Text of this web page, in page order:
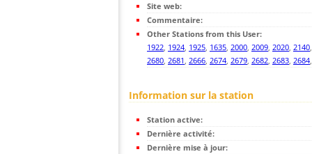
Site web:
Commentaire:
Other Stations from this User:
1922, 1924, 1925, 1635, 2000, 2009, 2020, 2140
2680, 2681, 2666, 2674, 2679, 2682, 2683, 2684
Information sur la station
Station active:
Dernière activité:
Dernière mise à jour: